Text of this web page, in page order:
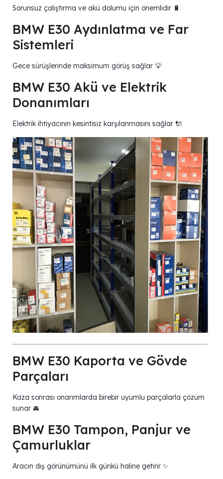
Sorunsuz çalıştırma ve akü dolumu için önemlidir 🔋
BMW E30 Aydınlatma ve Far
Sistemleri
Gece sürüşlerinde maksimum görüş sağlar 💡
BMW E30 Akü ve Elektrik
Donanımları
Elektrik ihtiyacının kesintisiz karşılanmasını sağlar 🔌
BMW E30 Kaporta ve Gövde
Parçaları
Kaza sonrası onarımlarda birebir uyumlu parçalarla çözüm
sunar 🚘
BMW E30 Tampon, Panjur ve
Çamurluklar
Aracın dış görünümünü ilk günkü haline getirir ✨